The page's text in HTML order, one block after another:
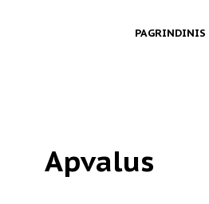
PAGRINDINIS
Apvalus